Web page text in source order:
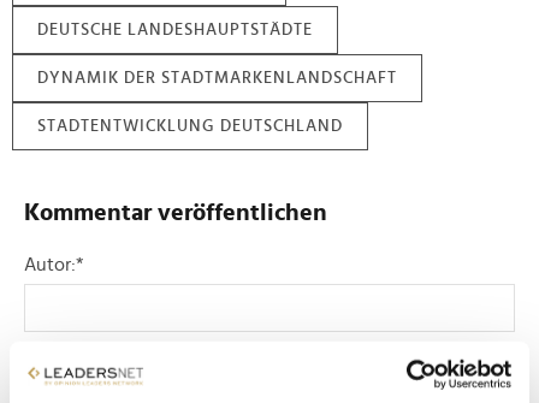
DEUTSCHE LANDESHAUPTSTÄDTE
DYNAMIK DER STADTMARKENLANDSCHAFT
STADTENTWICKLUNG DEUTSCHLAND
Kommentar veröffentlichen
Autor:*
Kommentar: *